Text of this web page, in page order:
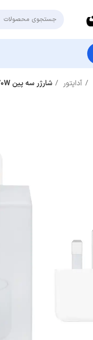
آداپتور شارژر سه پین 20W اپل BA سفارش ایرلند ++HIS A (گارانتی یکساله هیسکا)